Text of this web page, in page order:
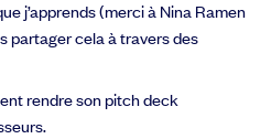
j’apprends (merci à Nina Ramen
partager cela à travers des
rendre son pitch deck